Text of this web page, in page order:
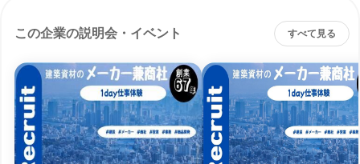
この企業の説明会・イベント すべて見る